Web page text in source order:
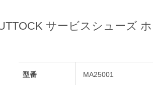
サービスシューズ
型番 MA25001